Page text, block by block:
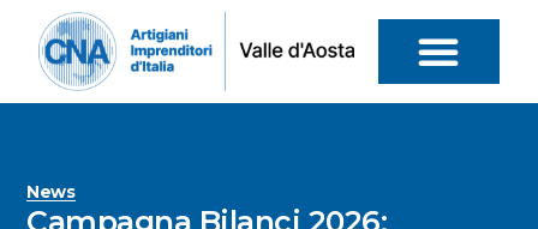
News